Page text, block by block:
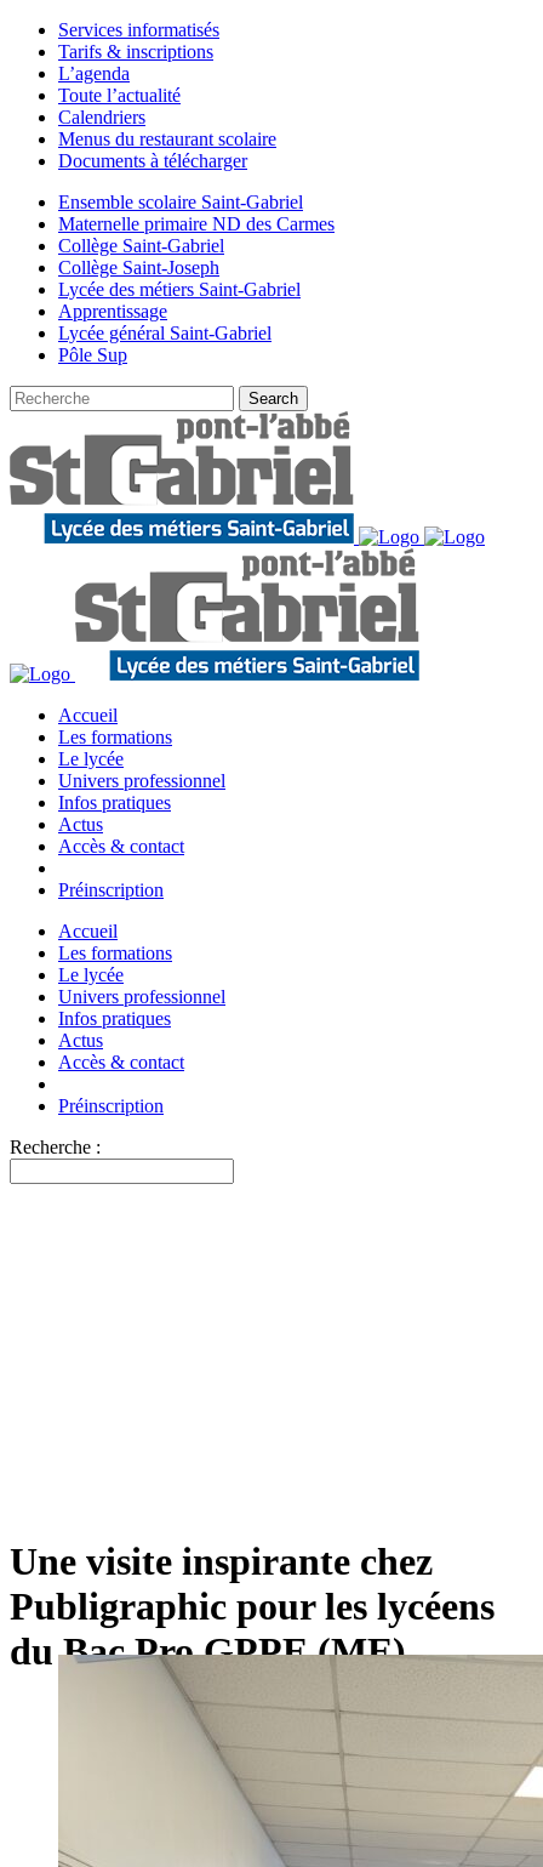
Services informatisés
Tarifs & inscriptions
L’agenda
Toute l’actualité
Calendriers
Menus du restaurant scolaire
Documents à télécharger
Ensemble scolaire Saint-Gabriel
Maternelle primaire ND des Carmes
Collège Saint-Gabriel
Collège Saint-Joseph
Lycée des métiers Saint-Gabriel
Apprentissage
Lycée général Saint-Gabriel
Pôle Sup
Accueil
Les formations
Le lycée
Univers professionnel
Infos pratiques
Actus
Accès & contact
Préinscription
Accueil
Les formations
Le lycée
Univers professionnel
Infos pratiques
Actus
Accès & contact
Préinscription
Recherche :
Une visite inspirante chez
Publigraphic pour les lycéens
du Bac Pro GPPE (ME)